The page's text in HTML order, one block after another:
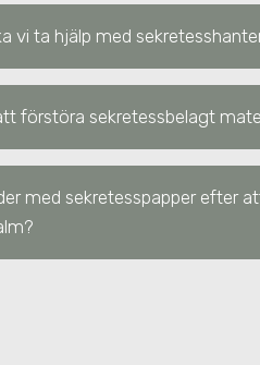
vi ta hjälp med
förstöra sekretessbelagt
med sekretesspapper efter
?